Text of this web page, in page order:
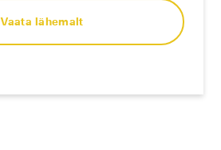
Vaata lähemalt